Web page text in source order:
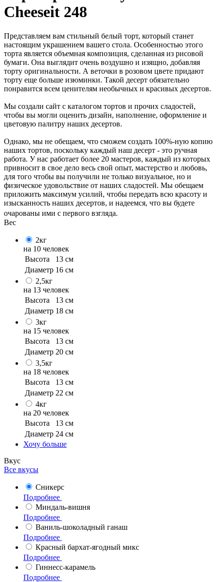
Cheeseit 248
Представляем вам стильный белый торт, который станет
настоящим украшением вашего стола. Особенностью этого
торта является объемная композиция, сделанная из рисовой
бумаги. Она выглядит очень воздушно и изящно, добавляя
торту оригинальности. А веточки в розовом цвете придают
торту еще больше изюминки. Такой десерт обязательно
понравится всем ценителям необычных и красивых десертов.
Мы создали сайт с каталогом тортов и прочих сладостей,
чтобы вы могли оценить дизайн, наполнение, оформление и
цветовую палитру наших десертов.
Однако, мы не обещаем, что сможем создать 100%-ную копию
наших тортов, поскольку каждый наш десерт - это ручная
работа. У нас работает более 20 мастеров, каждый из которых
привносит в свое дело весь свой опыт, мастерство и любовь,
для того чтобы вы получили не только визуальное, но и
физическое удовольствие от наших сладостей. Мы обещаем
приложить максимум усилий, чтобы передать всю красоту и
изысканность наших десертов, и надеемся, что вы будете
очарованы ими с первого взгляда.
Вес
2кг
на 10 человек
Высота
13 см
Диаметр 16 см
2,5кг
на 13 человек
Высота
13 см
Диаметр 18 см
3кг
на 15 человек
Высота
13 см
Диаметр 20 см
3,5кг
на 18 человек
Высота
13 см
Диаметр 22 см
4кг
на 20 человек
Высота
13 см
Диаметр 24 см
Хочу больше
Вкус
Все вкусы
Сникерс
Подробнее
Миндаль-вишня
Подробнее
Ваниль-шоколадный ганаш
Подробнее
Красный бархат-ягодный микс
Подробнее
Гиннесс-карамель
Подробнее